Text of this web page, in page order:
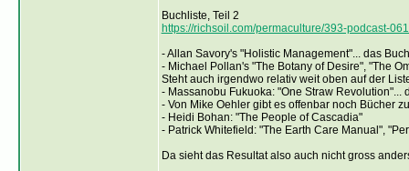
Buchliste, Teil 2
https://richsoil.com/permaculture/393-podcast-
- Allan Savory's "Holistic Management"... das
- Michael Pollan's "The Botany of Desire", "The
Steht auch irgendwo relativ weit oben auf der
- Massanobu Fukuoka: "One Straw
- Von Mike Oehler gibt es offenbar noch Bücher
- Heidi Bohan: "The People of Cascadia"
- Patrick Whitefield: "The Earth Care Manual",
Da sieht das Resultat also auch nicht gross